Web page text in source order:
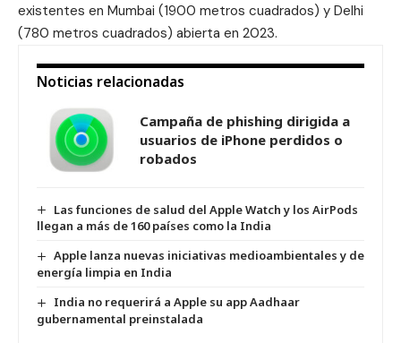
existentes en Mumbai (1900 metros cuadrados) y Delhi
(780 metros cuadrados) abierta en 2023.
Noticias relacionadas
Campaña de phishing dirigida a
usuarios de iPhone perdidos o
robados
Las funciones de salud del Apple Watch y los AirPods
llegan a más de 160 países como la India
Apple lanza nuevas iniciativas medioambientales y de
energía limpia en India
India no requerirá a Apple su app Aadhaar
gubernamental preinstalada